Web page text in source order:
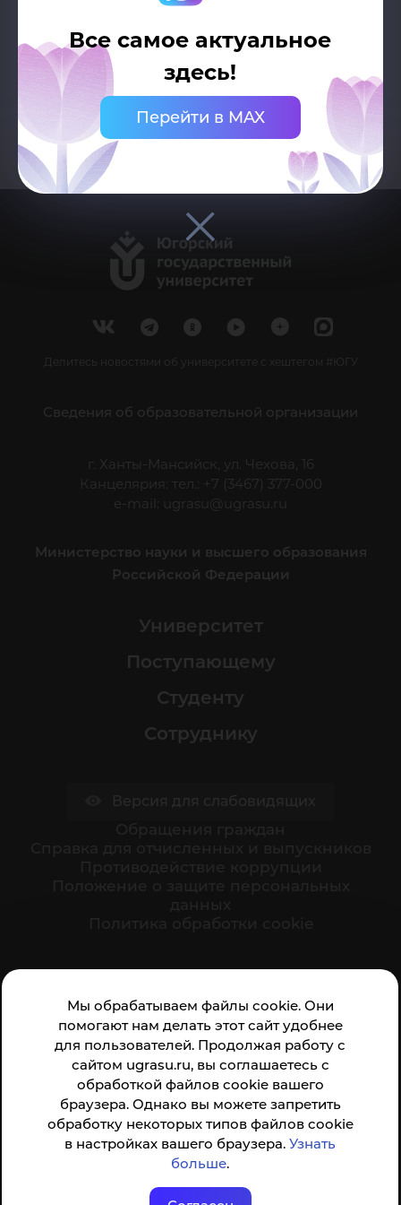
Мы обрабатываем файлы cookie. Они
помогают нам делать этот сайт удобнее
для пользователей. Продолжая работу с
сайтом ugrasu.ru, вы соглашаетесь с
обработкой файлов cookie вашего
браузера. Однако вы можете запретить
обработку некоторых типов файлов cookie
в настройках вашего браузера.Узнать
больше.
Все самое актуальное
здесь!
Перейти в MAX
172.7 КБ
Делитесь новостями об университете с хештегом #ЮГУ
Сведения об образовательной организации
г. Ханты-Мансийск, ул. Чехова, 16
Канцелярия: тел.: +7 (3467) 377-000
e-mail:
ugrasu@ugrasu.ru
Министерство науки и высшего образования
Российской Федерации
Университет
Поступающему
Студенту
Сотруднику
организации:
Анкета доступна по QR-коду, а так же по прямой
ссылке